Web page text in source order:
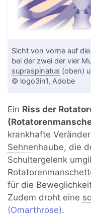
Sicht von vorne auf
bei der zwei der vier
supraspinatus (oben)
© logo3in1, Adobe
Ein Riss der
krankhafte
Sehnenhaube, die
Schultergelenk
für die
Zudem droht eine
(Omarthrose).